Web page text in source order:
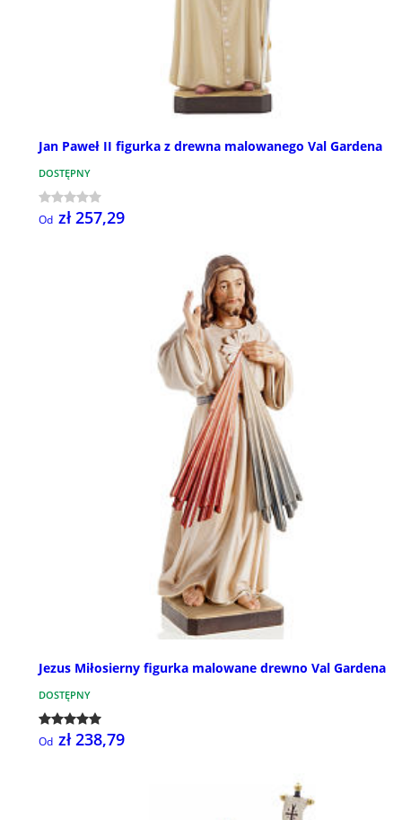
Jan Paweł II figurka z drewna malowanego Val Gardena
DOSTĘPNY
Od zł 257,29
Jezus Miłosierny figurka malowane drewno Val Gardena
DOSTĘPNY
Od zł 238,79